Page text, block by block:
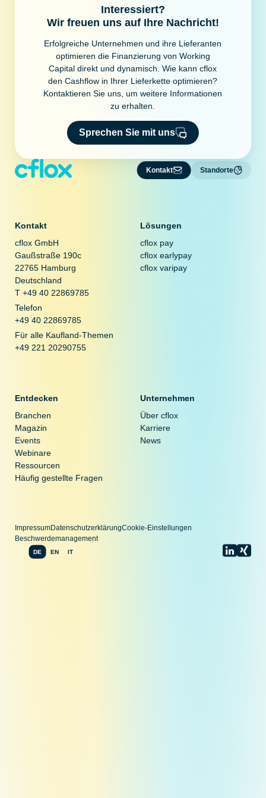
Interessiert?
Wir freuen uns auf Ihre Nachricht!
Erfolgreiche Unternehmen und ihre Lieferanten
optimieren die Finanzierung von Working
Capital direkt und dynamisch. Wie kann cflox
den Cashflow in Ihrer Lieferkette optimieren?
Kontaktieren Sie uns, um weitere Informationen
zu erhalten.
Sprechen Sie mit uns
Kontakt Standorte
Kontakt
cflox GmbH
Gaußstraße 190c
22765 Hamburg
Deutschland
T +49 40 22869785
Telefon
+49 40 22869785
Für alle Kaufland-Themen
+49 221 20290755
Lösungen
cflox pay
cflox earlypay
cflox varipay
Entdecken
Branchen
Magazin
Events
Webinare
Ressourcen
Häufig gestellte Fragen
Unternehmen
Über cflox
Karriere
News
DE EN IT
ImpressumDatenschutzerklärungCookie-Einstellungen
Beschwerdemanagement